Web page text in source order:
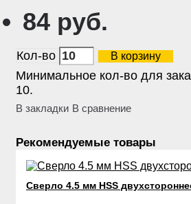
84 руб.
Кол-во В корзину
Минимальное кол-во для
10.
В закладки В сравнение
Рекомендуемые товары
Сверло 4.5 мм HSS